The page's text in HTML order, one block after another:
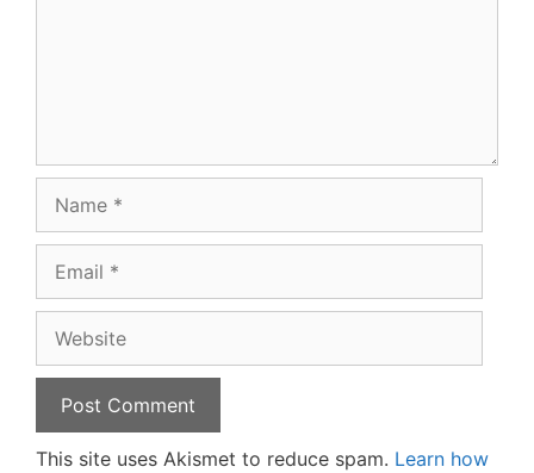
This site uses Akismet to reduce spam. Learn how